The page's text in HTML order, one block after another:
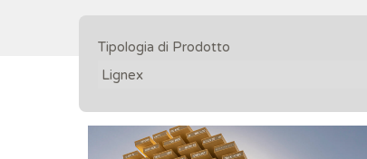
Tipologia di Prodotto